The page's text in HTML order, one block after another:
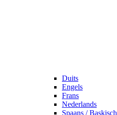
Duits
Engels
Frans
Nederlands
Spaans / Baskisch